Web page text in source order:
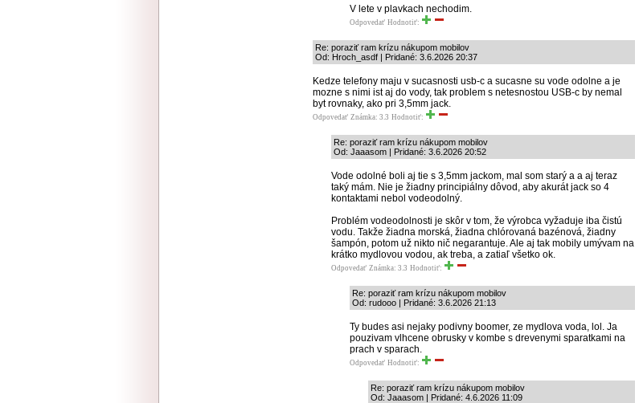
V lete v plavkach nechodim.
Odpovedať Hodnotiť:
Re: poraziť ram krízu nákupom mobilov
Od: Hroch_asdf | Pridané: 3.6.2026 20:37
Kedze telefony maju v sucasnosti usb-c a sucasne su vode odolne a je
mozne s nimi ist aj do vody, tak problem s netesnostou USB-c by nemal
byt rovnaky, ako pri 3,5mm jack.
Odpovedať Známka: 3.3 Hodnotiť:
Re: poraziť ram krízu nákupom mobilov
Od: Jaaasom | Pridané: 3.6.2026 20:52
Vode odolné boli aj tie s 3,5mm jackom, mal som starý a a aj teraz
taký mám. Nie je žiadny principiálny dôvod, aby akurát jack so 4
kontaktami nebol vodeodolný.
Problém vodeodolnosti je skôr v tom, že výrobca vyžaduje iba čistú
vodu. Takže žiadna morská, žiadna chlórovaná bazénová, žiadny
šampón, potom už nikto nič negarantuje. Ale aj tak mobily umývam na
krátko mydlovou vodou, ak treba, a zatiaľ všetko ok.
Odpovedať Známka: 3.3 Hodnotiť:
Re: poraziť ram krízu nákupom mobilov
Od: rudooo | Pridané: 3.6.2026 21:13
Ty budes asi nejaky podivny boomer, ze mydlova voda, lol. Ja
pouzivam vlhcene obrusky v kombe s drevenymi sparatkami na
prach v sparach.
Odpovedať Hodnotiť:
Re: poraziť ram krízu nákupom mobilov
Od: Jaaasom | Pridané: 4.6.2026 11:09